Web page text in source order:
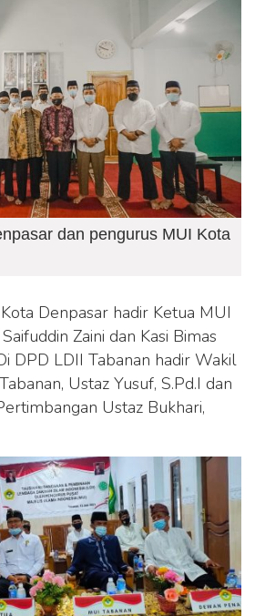
dan pengurus MUI Kota
Denpasar hadir Ketua MUI
Zaini dan Kasi Bimas
DPD LDII Tabanan hadir Wakil
Ustaz Yusuf, S.Pd.I dan
Ustaz Bukhari,